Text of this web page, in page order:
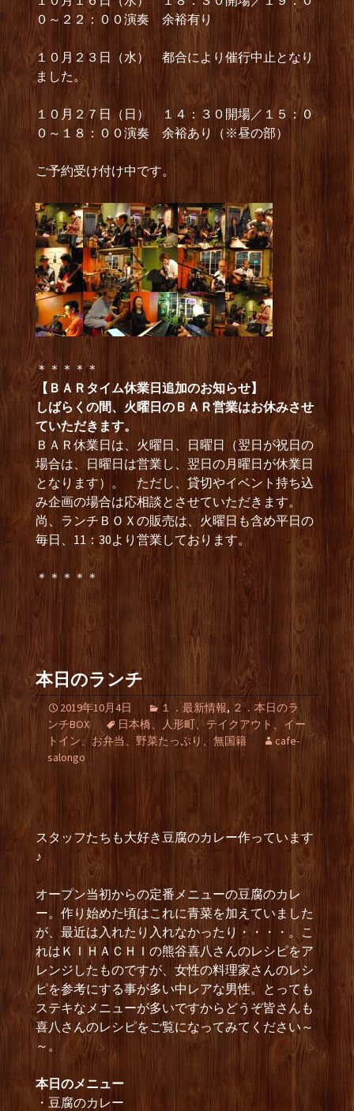
０～２２：００演奏 余裕有り
１０月２３日（水） 都合により催行中止となり
ました。
１０月２７日（日） １４：３０開場／１５：０
０～１８：００演奏 余裕あり（※昼の部）
ご予約受け付け中です。
＊＊＊＊＊
【ＢＡＲタイム休業日追加のお知らせ】
しばらくの間、火曜日のＢＡＲ営業はお休みさせ
ていただきます。
ＢＡＲ休業日は、火曜日、日曜日（翌日が祝日の
場合は、日曜日は営業し、翌日の月曜日が休業日
となります）。 ただし、貸切やイベント持ち込
み企画の場合は応相談とさせていただきます。
尚、ランチＢＯＸの販売は、火曜日も含め平日の
毎日、11：30より営業しております。
＊＊＊＊＊
本日のランチ
2019年10月4日 １．最新情報,２．本日のラ
ンチBOX
日本橋、人形町、テイクアウト、イー
トイン、お弁当、野菜たっぷり、無国籍
cafe-
salongo
スタッフたちも大好き豆腐のカレー作っています
♪
オープン当初からの定番メニューの豆腐のカレ
ー。作り始めた頃はこれに青菜を加えていました
が、最近は入れたり入れなかったり・・・・。こ
れはＫＩＨＡＣＨＩの熊谷喜八さんのレシピをア
レンジしたものですが、女性の料理家さんのレシ
ピを参考にする事が多い中レアな男性。とっても
ステキなメニューが多いですからどうぞ皆さんも
喜八さんのレシピをご覧になってみてください～
～。
本日のメニュー
・豆腐のカレー